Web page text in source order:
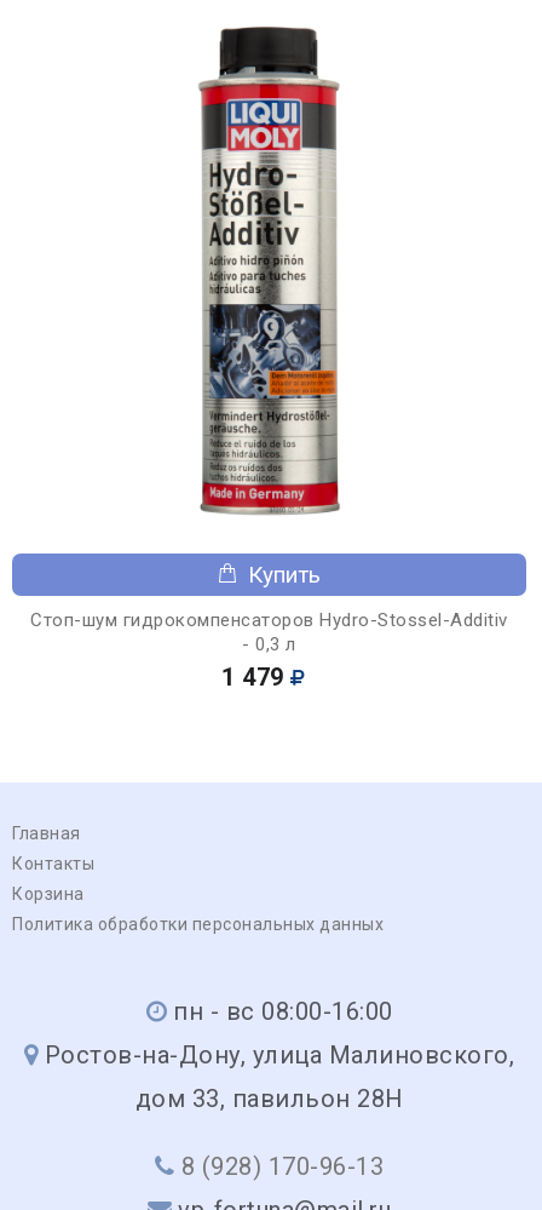
Купить
Стоп-шум гидрокомпенсаторов Hydro-Stossel-Additiv
- 0,3 л
1 479
Главная
Контакты
Корзина
Политика обработки персональных данных
пн - вс 08:00-16:00
Ростов-на-Дону, улица Малиновского,
дом 33, павильон 28Н
8 (928) 170-96-13